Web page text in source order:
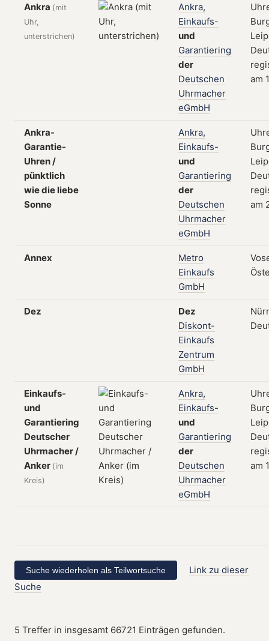
Ankra (mit
Uhr,
unterstrichen)
Ankra,
Einkaufs-
und
Garantiering
der
Deutschen
Uhrmacher
eGmbH
am
Ankra-
Garantie-
Uhren /
pünktlich
wie die liebe
Sonne
Ankra,
Einkaufs-
und
Garantiering
der
Deutschen
Uhrmacher
eGmbH
am
Annex
Metro
Einkaufs
GmbH
Dez
Dez
Diskont-
Einkaufs
Zentrum
GmbH
Einkaufs-
und
Garantiering
Deutscher
Uhrmacher /
Anker (im
Kreis)
Ankra,
Einkaufs-
und
Garantiering
der
Deutschen
Uhrmacher
eGmbH
am
Link zu dieser
Suche
5 Treffer in insgesamt 66721 Einträgen gefunden.